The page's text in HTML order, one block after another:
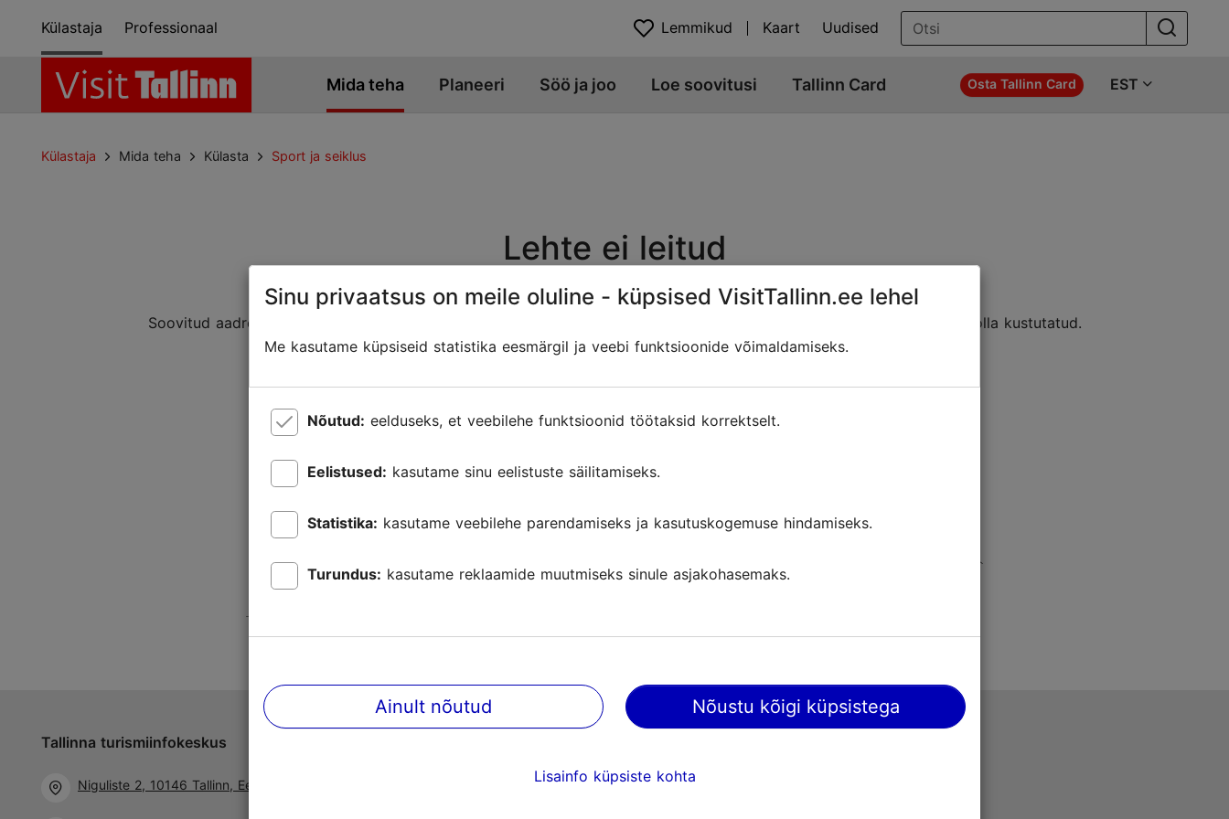
Külastaja Professionaal Lemmikud Kaart Uudised
Mida teha Planeeri Söö ja joo Loe soovitusi Tallinn Card Osta Tallinn Card EST
Külastaja Mida teha Külasta Sport ja seiklus
Lehte ei leitud
Soovitud aadressiga lehte ei leitud. Veebiaadress võib olla muutunud, kui sisu on üle viidud teise asukohta; sisu võib olla kustutatud.
Mõned lingid Tallinna Turismiportaalist, mis võivad otsitut sisaldada:
Tallinna turismiinfokeskus
Niguliste 2, 10146 Tallinn, Eesti Kasutajatingimused
Sinu privaatsus on meile oluline - küpsised VisitTallinn.ee lehel
Me kasutame küpsiseid statistika eesmärgil ja veebi funktsioonide võimaldamiseks.
Nõutud: eelduseks, et veebilehe funktsioonid töötaksid korrektselt.
Eelistused: kasutame sinu eelistuste säilitamiseks.
Statistika: kasutame veebilehe parendamiseks ja kasutuskogemuse hindamiseks.
Turundus: kasutame reklaamide muutmiseks sinule asjakohasemaks.
Ainult nõutud Nõustu kõigi küpsistega
Lisainfo küpsiste kohta